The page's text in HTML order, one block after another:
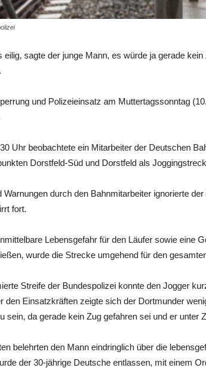
eilig, sagte der junge Mann, es würde ja gerade
und Polizeieinsatz am Muttertagssonntag
Uhr beobachtete ein Mitarbeiter der Deutschen
Dorstfeld-Süd und Dorstfeld als
Warnungen durch den Bahnmitarbeiter ignorierte
fort.
Lebensgefahr für den Läufer sowie eine
wurde die Strecke umgehend für den
Streife der Bundespolizei konnte den Jogger
den Einsatzkräften zeigte sich der Dortmunder
sein, da gerade kein Zug gefahren sei und er unter
belehrten den Mann eindringlich über die
der 30-jährige Deutsche entlassen, mit einem